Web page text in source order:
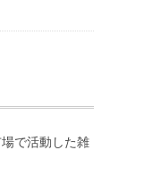
で活動した雑